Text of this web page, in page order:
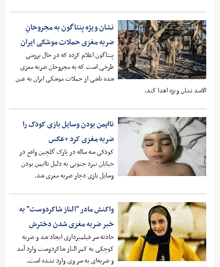
نشان ویژه پنتاگون به مجروحانِ
ضربه مغزی حملات موشکی ایران
پنتاگون اعلام کرده که در حال بررسی
طرحی است که به مجروحان ضربه مغزی
شده ناشی از حملات موشکی ایران به عین
الاسد نشان ویژه اهدا کند.
ناایمن بودن وسایل بازی کودک را
ضربه مغزی کرد +عکس
کودکی سه ساله در پارک گلچین واقع در
خیابان نبرد جنوبی به دلیل ناایمن بودن
وسایل بازی دچار ضربه مغزی شد.
واکنش مادر "الناز شاکردوست" به
خبر ضربه مغزی شدن دخترش
حادثه سر فیلمبرداری ایجاد شد و ضربه
کوچکی به کمر الناز شاکردوست وارد آمد
و ضربه‌ای به سر وی وارد نشده است.